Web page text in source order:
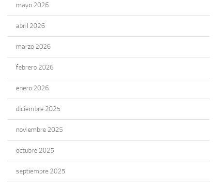
mayo 2026
abril 2026
marzo 2026
febrero 2026
enero 2026
diciembre 2025
noviembre 2025
octubre 2025
septiembre 2025